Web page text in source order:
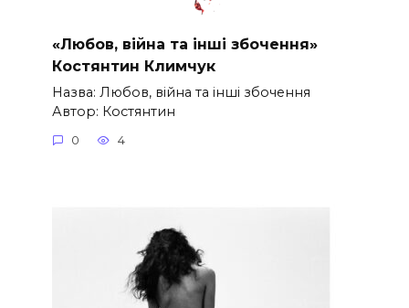
«Любов, війна та інші збочення»
Костянтин Климчук
Назва: Любов, війна та інші збочення
Автор: Костянтин
0 4